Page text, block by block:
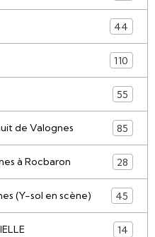
44
110
55
de Valognes 85
à Rocbaron 28
(Y-sol en scène) 45
14